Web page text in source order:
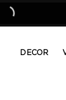
DECOR